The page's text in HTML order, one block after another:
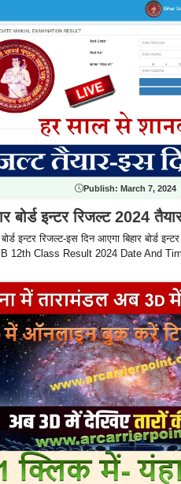
Publish: March 7, 2024
बोर्ड इन्टर रिजल्ट 2024
बोर्ड इन्टर रिजल्ट-इस दिन आएगा बिहार बोर्ड
12th Class Result 2024 Date And